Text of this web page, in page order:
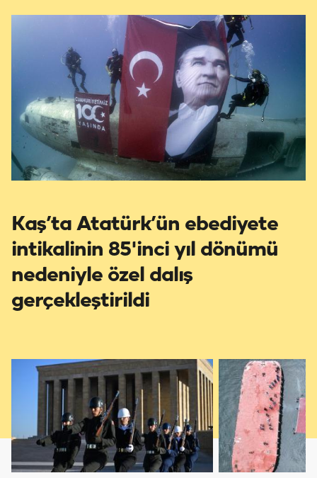
Kaş’ta Atatürk’ün ebediyete
intikalinin 85'inci yıl dönümü
nedeniyle özel dalış
gerçekleştirildi